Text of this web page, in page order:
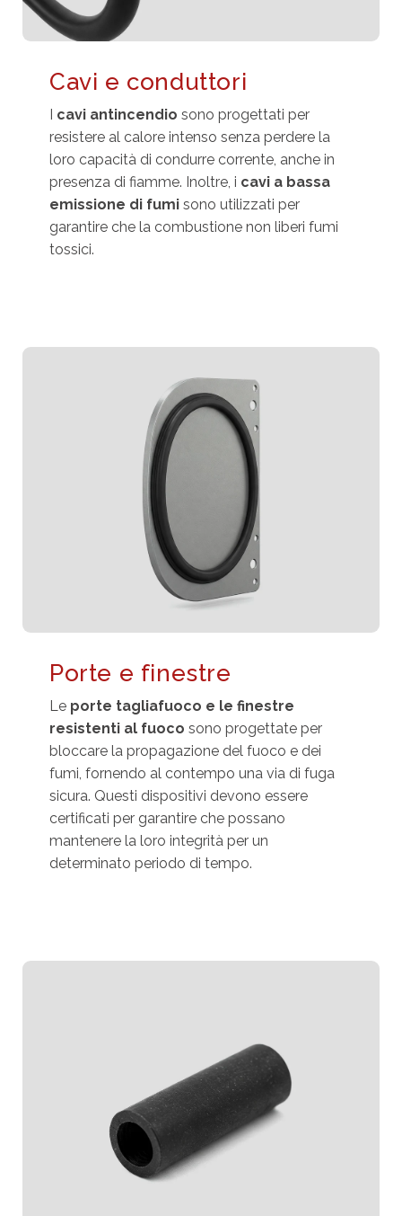
Cavi e conduttori
I cavi antincendio sono progettati per
resistere al calore intenso senza perdere la
loro capacità di condurre corrente, anche in
presenza di fiamme. Inoltre, i cavi a bassa
emissione di fumi sono utilizzati per
garantire che la combustione non liberi fumi
tossici.
Porte e finestre
Le porte tagliafuoco e le finestre
resistenti al fuoco sono progettate per
bloccare la propagazione del fuoco e dei
fumi, fornendo al contempo una via di fuga
sicura. Questi dispositivi devono essere
certificati per garantire che possano
mantenere la loro integrità per un
determinato periodo di tempo.